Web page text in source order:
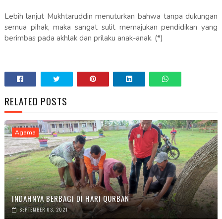
Lebih lanjut Mukhtaruddin menuturkan bahwa tanpa dukungan
semua pihak, maka sangat sulit memajukan pendidikan yang
berimbas pada akhlak dan prilaku anak-anak. (*)
RELATED POSTS
Agama
INDAHNYA BERBAGI DI HARI QURBAN
SEPTEMBER 03, 2021